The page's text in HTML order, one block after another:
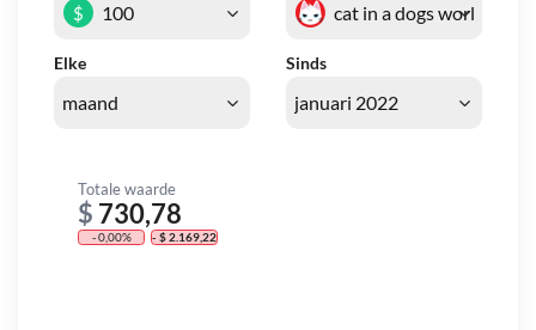
Elke Sinds
$
Totale waarde
$ 730,78
- 0,00% - $ 2.169,22